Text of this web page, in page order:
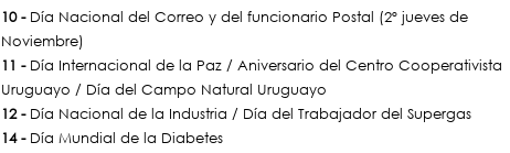
10 -Día Nacional del Correo y del funcionario Postal (2º jueves de
Noviembre)
11 -Día Internacional de la Paz / Aniversario del Centro Cooperativista
Uruguayo / Día del Campo Natural Uruguayo
12 -Día Nacional de la Industria / Día del Trabajador del Supergas
14 - Día Mundial de la Diabetes